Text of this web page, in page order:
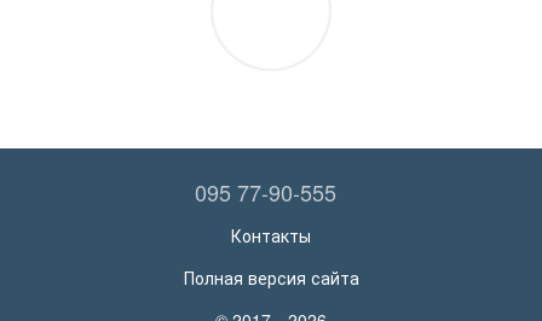
095 77-90-555
Контакты
Полная версия сайта